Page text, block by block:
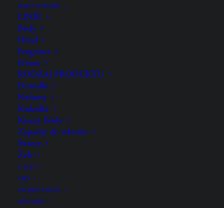
BODY & HOME
LINIE
Body
Hand
Fragrance
Home
RODZAJ PRODUKTU
Pomadki
Perfumy
Kadzidła
Kremy Body
Zapachy do włosów
Świece
Żele
O NAS
FAQ
ZNAJDŹ SALON
KONTAKT